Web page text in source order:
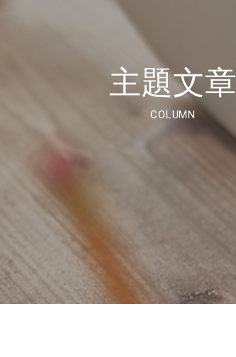
主題文章
COLUMN